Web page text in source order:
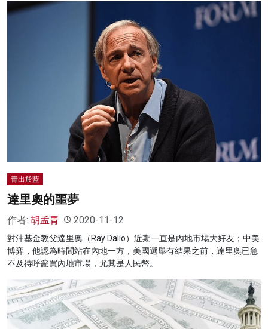
青出於藍
達里奧的噩夢
作者: 胡孟青 2020-11-12
對沖基金教父達里奧（Ray Dalio）近期一直是內地市場大好友；中美
博弈，他認為時間站在內地一方，美國選舉有結果之前，達里奧已急
不及待呼籲買內地市場，尤其是人民幣。